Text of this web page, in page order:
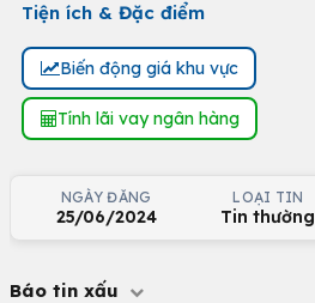
Tiện ích & Đặc điểm
Biến động giá khu vực
Tính lãi vay ngân hàng
NGÀY ĐĂNG
25/06/2024
LOẠI TIN
Tin thường
Báo tin xấu